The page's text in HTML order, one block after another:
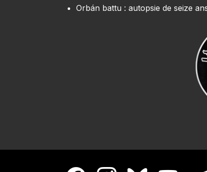
Orbán battu : autopsie de seize